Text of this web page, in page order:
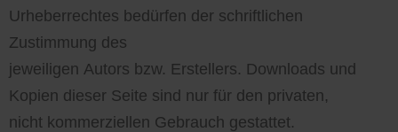
Urheberrechtes bedürfen der schriftlichen
Zustimmung des
jeweiligen Autors bzw. Erstellers. Downloads und
Kopien dieser Seite sind nur für den privaten,
nicht kommerziellen Gebrauch gestattet.